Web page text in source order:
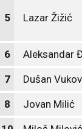
5 Lazar Žižić
6 Aleksandar
7 Dušan
8 Jovan Milić